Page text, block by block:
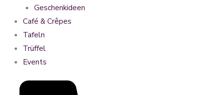
Geschenkideen
Café & Crêpes
Tafeln
Trüffel
Events